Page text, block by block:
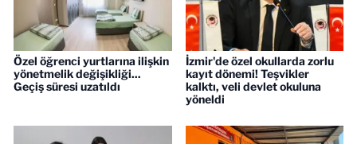
Özel öğrenci yurtlarına ilişkin
yönetmelik değişikliği...
Geçiş süresi uzatıldı
İzmir'de özel okullarda zorlu
kayıt dönemi! Teşvikler
kalktı, veli devlet okuluna
yöneldi